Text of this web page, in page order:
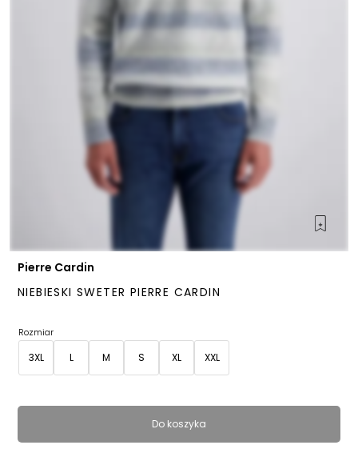
Pierre Cardin
NIEBIESKI SWETER PIERRE CARDIN
Rozmiar
3XL L M S XL XXL
Do koszyka